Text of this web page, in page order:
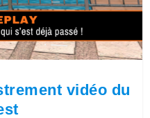
vidéo du